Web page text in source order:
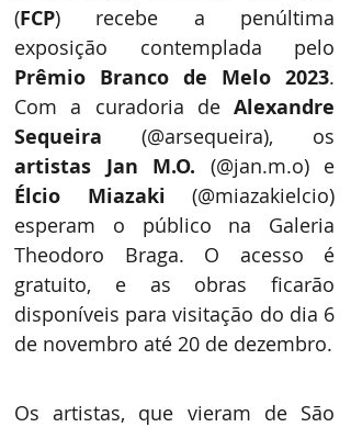
(FCP) recebe a penúltima
Prêmio Branco de Melo 2023.
Com a curadoria de Alexandre
Sequeira
artistas Jan M.O.
Élcio Miazaki (@miazakielcio)
esperam o público na Galeria
Theodoro Braga. O acesso é
gratuito, e as obras ficarão
disponíveis para visitação do dia 6
Os artistas, que vieram de São